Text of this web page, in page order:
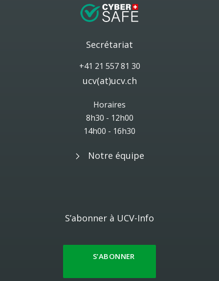
Secrétariat
+41 21 557 81 30
ucv(at)ucv.ch
Horaires
8h30 - 12h00
14h00 - 16h30
Notre équipe
S’abonner à UCV-Info
S’ABONNER